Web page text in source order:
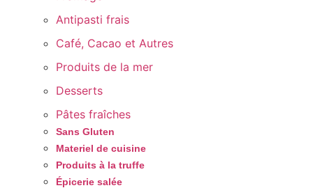
Antipasti frais
Café, Cacao et Autres
Produits de la mer
Desserts
Pâtes fraîches
Sans Gluten
Materiel de cuisine
Produits à la truffe
Épicerie salée